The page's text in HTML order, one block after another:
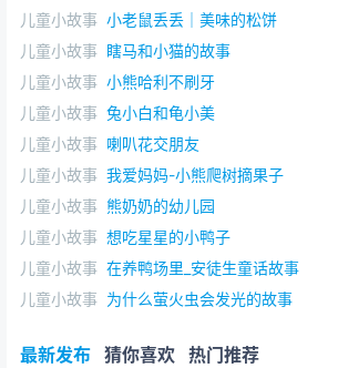
儿童小故事 小老鼠丢丢｜美味的松饼
儿童小故事 瞎马和小猫的故事
儿童小故事 小熊哈利不刷牙
儿童小故事 兔小白和龟小美
儿童小故事 喇叭花交朋友
儿童小故事 我爱妈妈-小熊爬树摘果子
儿童小故事 熊奶奶的幼儿园
儿童小故事 想吃星星的小鸭子
儿童小故事 在养鸭场里_安徒生童话故事
儿童小故事 为什么萤火虫会发光的故事
最新发布 猜你喜欢 热门推荐